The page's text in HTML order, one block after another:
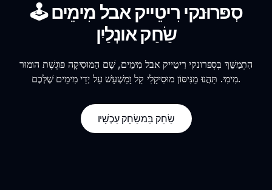
סְפּרוּנקי רִיטֵייק אבל מִימֵים 🕹️
שַׂחַק אונְלַיִן
הִתְמַשֵּׁךְ בְּסְפּרוּנקי רִיטֵייק אבל מִימֵים, שָׁם הַמּוּסִיקָה פּוגֶשֶׁת הוּמוּר
מִימִי. תַּהֲנוּ מֵנִּיסּוֹן מוּסִיקָלִי קַל וָמַשְׁעָשׁ עַל יְדֵי מִימֵים שֶׁלְּכֶם.
שַׂחַק בַּמשַׂחָק עַכְשָׁיו